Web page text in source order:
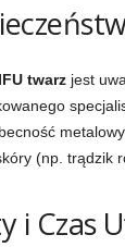
twarzjest
(np. trądzik
i Czas